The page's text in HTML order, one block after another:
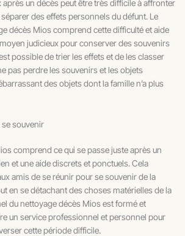
après un décès peut être très difficile à affronter
des effets personnels du défunt. Le
décès Mios comprend cette difficulté et aide
judicieux pour conserver des souvenirs
possible de trier les effets et de les classer
pas perdre les souvenirs et les objets
des objets dont la famille n’a plus
souvenir
comprend ce qui se passe juste après un
et une aide discrets et ponctuels. Cela
amis de se réunir pour se souvenir de la
en se détachant des choses matérielles de la
du nettoyage décès Mios est formé et
un service professionnel et personnel pour
cette période difficile.